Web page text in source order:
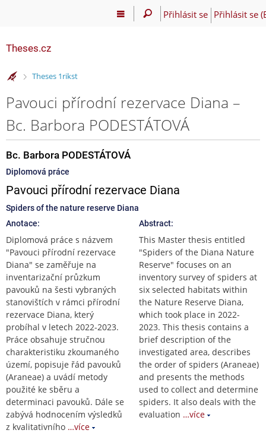
Přihlásit se Přihlásit se
Theses.cz
>
Theses 1rikst
Pavouci přírodní rezervace Diana –
Bc. Barbora PODESTÁTOVÁ
Bc. Barbora PODESTÁTOVÁ
Diplomová práce
Pavouci přírodní rezervace Diana
Spiders of the nature reserve Diana
Anotace:
Diplomová práce s názvem
"Pavouci přírodní rezervace
Diana" se zaměřuje na
inventarizační průzkum
pavouků na šesti vybraných
stanovištích v rámci přírodní
rezervace Diana, který
probíhal v letech 2022-2023.
Práce obsahuje stručnou
charakteristiku zkoumaného
území, popisuje řád pavouků
(Araneae) a uvádí metody
použité ke sběru a
determinaci pavouků. Dále se
zabývá hodnocením výsledků
z kvalitativního …více
Abstract:
This Master thesis entitled
"Spiders of the Diana Nature
Reserve" focuses on an
inventory survey of spiders at
six selected habitats within
the Nature Reserve Diana,
which took place in 2022-
2023. This thesis contains a
brief description of the
investigated area, describes
the order of spiders (Araneae)
and presents the methods
used to collect and determine
spiders. It also deals with the
evaluation …více